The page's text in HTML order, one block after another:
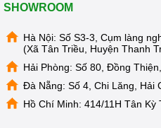
SHOWROOM
Hà Nội: Số S3-3, Cụm làng
(Xã Tân Triều, Huyện Thanh
Hải Phòng: Số 80, Đồng
Đà Nẵng: Số 4, Chi Lăng, Hải
Hồ Chí Minh: 414/11H Tân